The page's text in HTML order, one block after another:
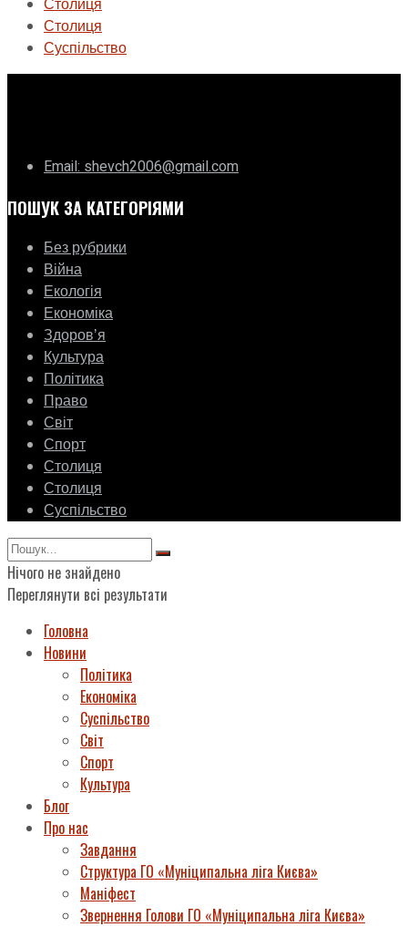
Столиця
Столиця
Суспільство
Email: shevch2006@gmail.com
ПОШУК ЗА КАТЕГОРІЯМИ
Без рубрики
Війна
Екологія
Економіка
Здоровʼя
Культура
Політика
Право
Світ
Спорт
Столиця
Столиця
Суспільство
Нічого не знайдено
Переглянути всі результати
Головна
Новини
Політика
Економіка
Суспільство
Світ
Спорт
Культура
Блог
Про нас
Завдання
Структура ГО «Муніципальна ліга Києва»
Маніфест
Звернення Голови ГО «Муніципальна ліга Києва»